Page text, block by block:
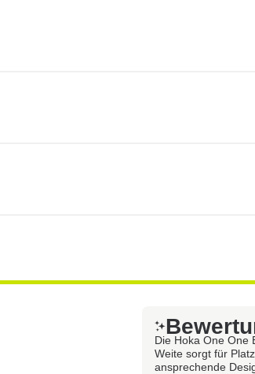
Die Hoka One One
Weite sorgt für
ansprechende